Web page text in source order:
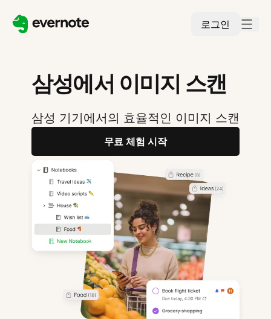
로그인
삼성에서 이미지 스캔
삼성 기기에서의 효율적인 이미지 스캔
무료 체험 시작